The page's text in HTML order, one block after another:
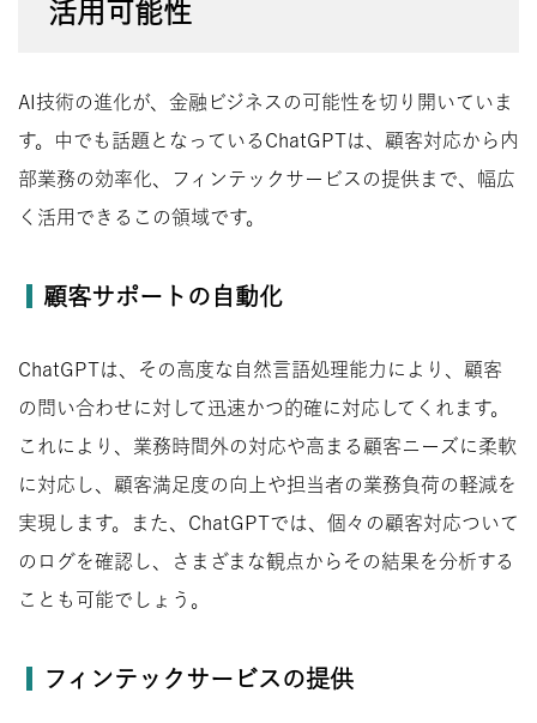
活用可能性
AI技術の進化が、金融ビジネスの可能性を切り開いていま
す。中でも話題となっているChatGPTは、顧客対応から内
部業務の効率化、フィンテックサービスの提供まで、幅広
く活用できるこの領域です。
顧客サポートの自動化
ChatGPTは、その高度な自然言語処理能力により、顧客
の問い合わせに対して迅速かつ的確に対応してくれます。
これにより、業務時間外の対応や高まる顧客ニーズに柔軟
に対応し、顧客満足度の向上や担当者の業務負荷の軽減を
実現します。また、ChatGPTでは、個々の顧客対応ついて
のログを確認し、さまざまな観点からその結果を分析する
ことも可能でしょう。
フィンテックサービスの提供